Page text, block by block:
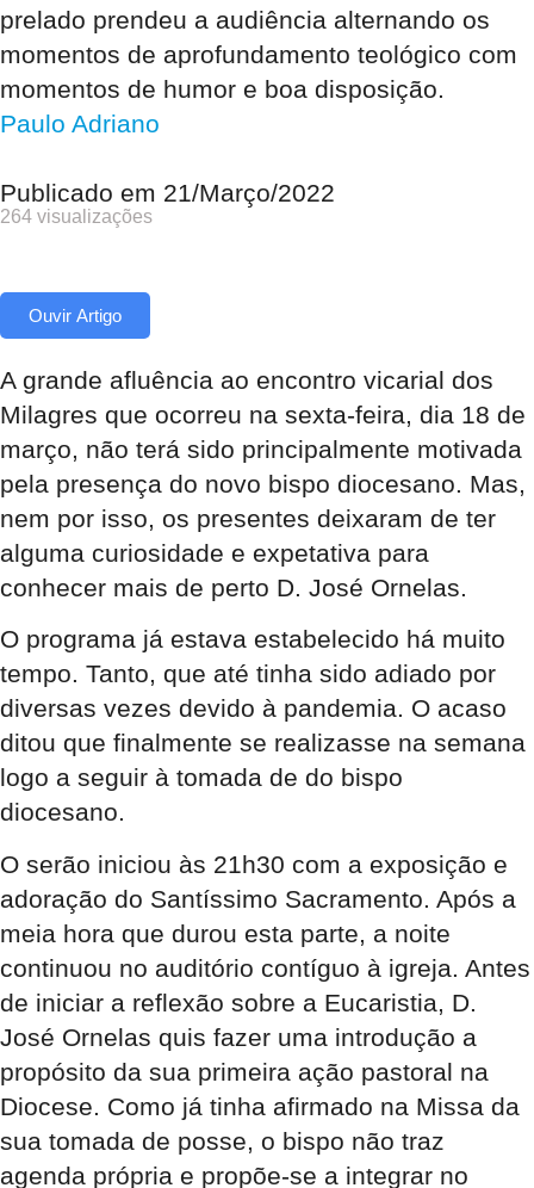
prelado prendeu a audiência alternando os
momentos de aprofundamento teológico com
momentos de humor e boa disposição.
Paulo Adriano
Publicado em 21/Março/2022
264 visualizações
Ouvir Artigo
A grande afluência ao encontro vicarial dos
Milagres que ocorreu na sexta-feira, dia 18 de
março, não terá sido principalmente motivada
pela presença do novo bispo diocesano. Mas,
nem por isso, os presentes deixaram de ter
alguma curiosidade e expetativa para
conhecer mais de perto D. José Ornelas.
O programa já estava estabelecido há muito
tempo. Tanto, que até tinha sido adiado por
diversas vezes devido à pandemia. O acaso
ditou que finalmente se realizasse na semana
logo a seguir à tomada de do bispo
diocesano.
O serão iniciou às 21h30 com a exposição e
adoração do Santíssimo Sacramento. Após a
meia hora que durou esta parte, a noite
continuou no auditório contíguo à igreja. Antes
de iniciar a reflexão sobre a Eucaristia, D.
José Ornelas quis fazer uma introdução a
propósito da sua primeira ação pastoral na
Diocese. Como já tinha afirmado na Missa da
sua tomada de posse, o bispo não traz
agenda própria e propõe-se a integrar no